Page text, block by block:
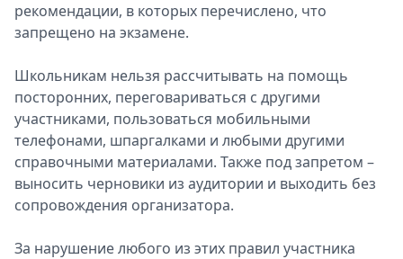
рекомендации, в которых перечислено, что
запрещено на экзамене.
Школьникам нельзя рассчитывать на помощь
посторонних, переговариваться с другими
участниками, пользоваться мобильными
телефонами, шпаргалками и любыми другими
справочными материалами. Также под запретом –
выносить черновики из аудитории и выходить без
сопровождения организатора.
За нарушение любого из этих правил участника